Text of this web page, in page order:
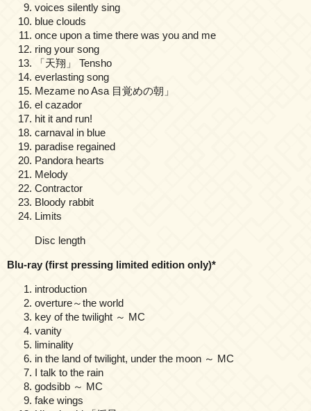
voices silently sing
blue clouds
once upon a time there was you and me
ring your song
「天翔」 Tensho
everlasting song
Mezame no Asa 目覚めの朝」
el cazador
hit it and run!
carnaval in blue
paradise regained
Pandora hearts
Melody
Contractor
Bloody rabbit
Limits
Disc length
Blu-ray (first pressing limited edition only)*
introduction
overture～the world
key of the twilight ～ MC
vanity
liminality
in the land of twilight, under the moon ～ MC
I talk to the rain
godsibb ～ MC
fake wings